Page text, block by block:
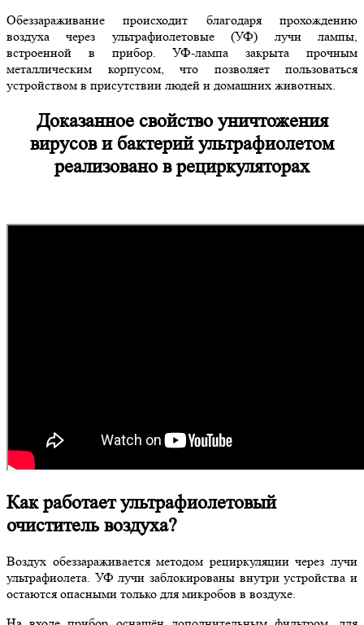
Обеззараживание происходит благодаря прохождению
воздуха через ультрафиолетовые (УФ) лучи лампы,
встроенной в прибор. УФ-лампа закрыта прочным
металлическим корпусом, что позволяет пользоваться
устройством в присутствии людей и домашних животных.
Доказанное свойство уничтожения
вирусов и бактерий ультрафиолетом
реализовано в рециркуляторах
Как работает ультрафиолетовый
очиститель воздуха?
Воздух обеззараживается методом рециркуляции через лучи
ультрафиолета. УФ лучи заблокированы внутри устройства и
остаются опасными только для микробов в воздухе.